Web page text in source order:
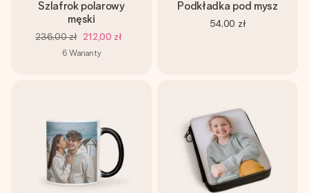
Szlafrok polarowy
męski
236,00 zł 212,00 zł
6 Warianty
Podkładka pod mysz
54,00 zł